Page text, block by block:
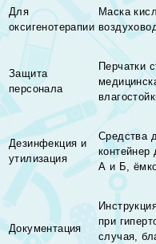
Для
оксигенотерапии
Маска
Защита
персонала
Перчатки
Дезинфекция и
утилизация
Средства
контейнер
А и Б,
Документация
при
случая,